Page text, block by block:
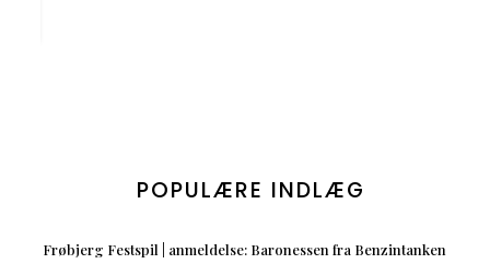
POPULÆRE INDLÆG
Frøbjerg Festspil | anmeldelse: Baronessen fra Benzintanken